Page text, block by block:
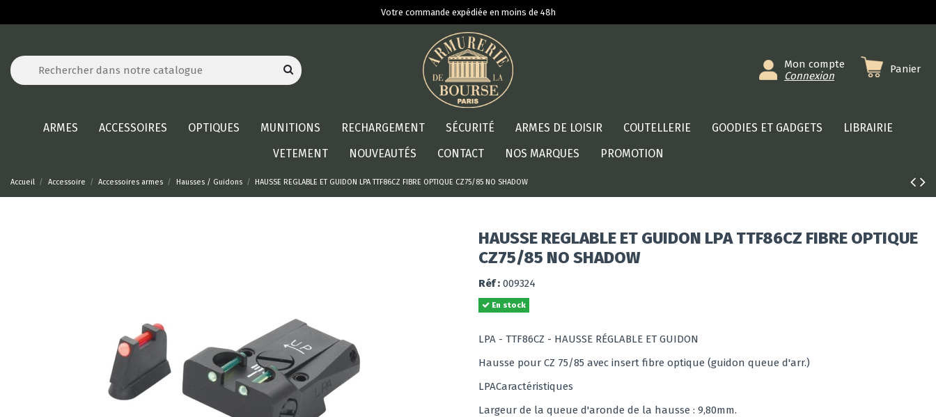
Votre commande expédiée en moins de 48h
Mon compte
Connexion
Panier
ARMES ACCESSOIRES OPTIQUES MUNITIONS RECHARGEMENT SÉCURITÉ ARMES DE LOISIR COUTELLERIE GOODIES ET GADGETS
LIBRAIRIE
VETEMENT
NOUVEAUTÉS CONTACT NOS MARQUES PROMOTION
Accueil Accessoire Accessoires armes Hausses / Guidons HAUSSE REGLABLE ET GUIDON LPA TTF86CZ FIBRE OPTIQUE CZ75/85 NO SHADOW
HAUSSE REGLABLE ET GUIDON LPA TTF86CZ FIBRE OPTIQUE
CZ75/85 NO SHADOW
Réf : 009324
En stock
LPA - TTF86CZ - HAUSSE RÉGLABLE ET GUIDON
Hausse pour CZ 75/85 avec insert fibre optique (guidon queue d'arr.)
LPACaractéristiques
Largeur de la queue d'aronde de la hausse : 9,80mm.